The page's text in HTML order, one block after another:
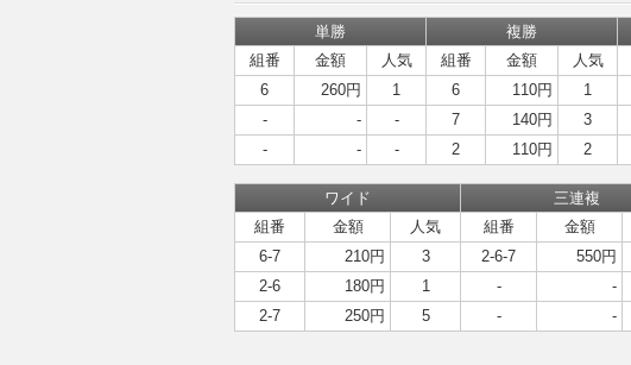
単勝 複勝
組番
金額 人気 組番 金額 人気
6
260円 1 6 110円 1
-
- - 7 140円 3
-
- - 2 110円 2
ワイド 三連複
組番
金額 人気 組番 金額
6-7
210円 3 2-6-7 550円
2-6
180円 1 - -
2-7
250円 5 - -